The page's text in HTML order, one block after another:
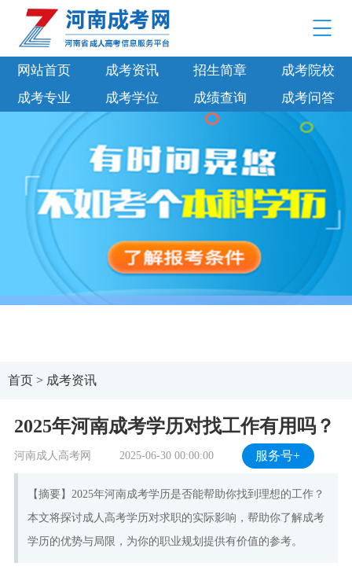
网站首页 成考资讯 招生简章
成考院校
成考专业
成考学位 成绩查询 成考问答
首页> 成考资讯
2025年河南成考学历对找工作有用吗？
河南成人高考网 2025-06-30 00:00:00 服务号+
【摘要】2025年河南成考学历是否能帮助你找到理想的工作？
本文将探讨成人高考学历对求职的实际影响，帮助你了解成考
学历的优势与局限，为你的职业规划提供有价值的参考。